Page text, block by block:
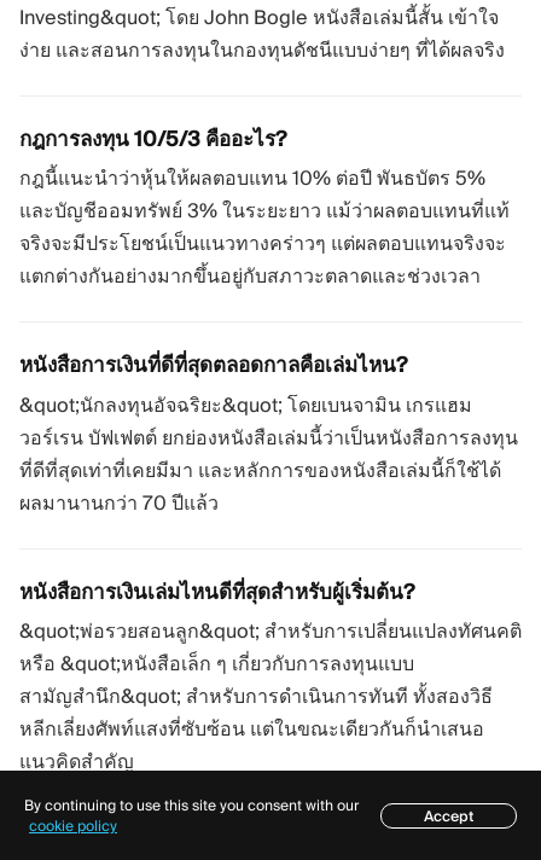
Investing&quot; โดย John Bogle หนังสือเล่มนี้สั้น เข้าใจ
ง่าย และสอนการลงทุนในกองทุนดัชนีแบบง่ายๆ ที่ได้ผลจริง
กฎการลงทุน 10/5/3 คืออะไร?
กฎนี้แนะนำว่าหุ้นให้ผลตอบแทน 10% ต่อปี พันธบัตร 5%
และบัญชีออมทรัพย์ 3% ในระยะยาว แม้ว่าผลตอบแทนที่แท้
จริงจะมีประโยชน์เป็นแนวทางคร่าวๆ แต่ผลตอบแทนจริงจะ
แตกต่างกันอย่างมากขึ้นอยู่กับสภาวะตลาดและช่วงเวลา
หนังสือการเงินที่ดีที่สุดตลอดกาลคือเล่มไหน?
&quot;นักลงทุนอัจฉริยะ&quot; โดยเบนจามิน เกรแฮม
วอร์เรน บัฟเฟตต์ ยกย่องหนังสือเล่มนี้ว่าเป็นหนังสือการลงทุน
ที่ดีที่สุดเท่าที่เคยมีมา และหลักการของหนังสือเล่มนี้ก็ใช้ได้
ผลมานานกว่า 70 ปีแล้ว
หนังสือการเงินเล่มไหนดีที่สุดสำหรับผู้เริ่มต้น?
&quot;พ่อรวยสอนลูก&quot; สำหรับการเปลี่ยนแปลงทัศนคติ
หรือ &quot;หนังสือเล็ก ๆ เกี่ยวกับการลงทุนแบบ
สามัญสำนึก&quot; สำหรับการดำเนินการทันที ทั้งสองวิธี
หลีกเลี่ยงศัพท์แสงที่ซับซ้อน แต่ในขณะเดียวกันก็นำเสนอ
แนวคิดสำคัญ
สารบัญ
By continuing to use this site you consent with our
cookie policy
Accept